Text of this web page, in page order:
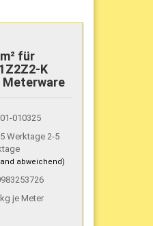
Parabolkocher
für
K
Meterware
010325
2-5
abweichend)
kg je Meter